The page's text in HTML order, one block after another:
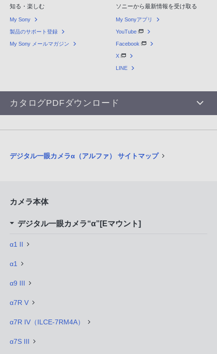
知る・楽しむ
My Sony
製品のサポート登録
My Sony メールマガジン
ソニーから最新情報を受け取る
My Sonyアプリ
YouTube
Facebook
X
LINE
カタログPDFダウンロード
デジタル一眼カメラα（アルファ） サイトマップ
カメラ本体
デジタル一眼カメラ“α”[Eマウント]
α1 II
α1
α9 III
α7R V
α7R IV（ILCE-7RM4A）
α7S III